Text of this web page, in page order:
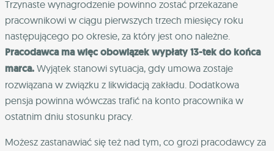
Trzynaste wynagrodzenie powinno zostać przekazane
pracownikowi w ciągu pierwszych trzech miesięcy roku
następującego po okresie, za który jest ono należne.
Pracodawca ma więc obowiązek wypłaty 13-tek do końca
marca. Wyjątek stanowi sytuacja, gdy umowa zostaje
rozwiązana w związku z likwidacją zakładu. Dodatkowa
pensja powinna wówczas trafić na konto pracownika w
ostatnim dniu stosunku pracy.
Możesz zastanawiać się też nad tym, co grozi pracodawcy za